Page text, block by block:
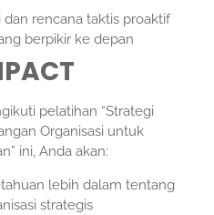
rencana taktis proaktif
berpikir ke depan
pelatihan “Strategi
Organisasi untuk
ini, Anda akan:
lebih dalam tentang
strategis